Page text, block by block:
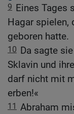
9 Eines Tages
Hagar spielen,
geboren hatte.
10 Da sagte
Sklavin und
darf nicht mit
erben!«
11 Abraham